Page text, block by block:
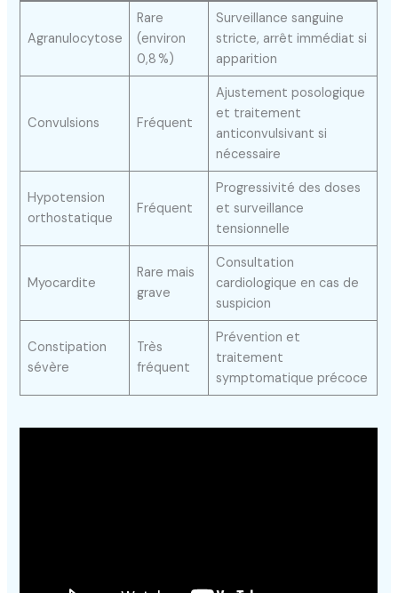
Agranulocytose
Rare
(environ
0,8 %)
Surveillance sanguine
stricte, arrêt immédiat si
apparition
Convulsions Fréquent
Ajustement posologique
et traitement
anticonvulsivant si
nécessaire
Hypotension
orthostatique
Fréquent
Progressivité des doses
et surveillance
tensionnelle
Myocardite
Rare mais
grave
Consultation
cardiologique en cas de
suspicion
Constipation
sévère
Très
fréquent
Prévention et
traitement
symptomatique précoce